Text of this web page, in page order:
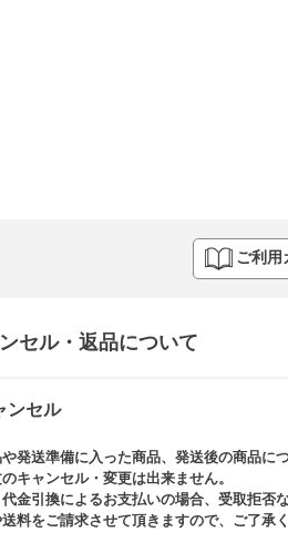
ご利用
セル・返品について​
ンセル
発送準備に入った商品、発送後の商品につ
キャンセル・変更は出来ません。​
金引換によるお支払いの場合、受取拒否
料をご請求させて頂きますので、ご了承く